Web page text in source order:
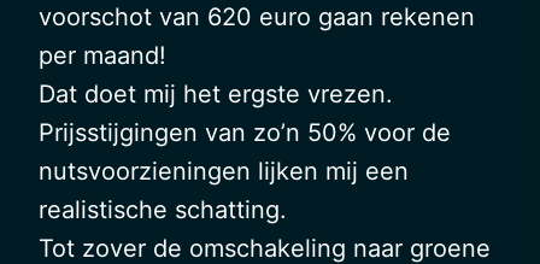
voorschot van 620 euro gaan rekenen
per maand!
Dat doet mij het ergste vrezen.
Prijsstijgingen van zo’n 50% voor de
nutsvoorzieningen lijken mij een
realistische schatting.
Tot zover de omschakeling naar groene